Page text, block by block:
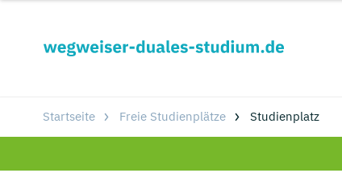
Startseite Freie Studienplätze Studienplatz